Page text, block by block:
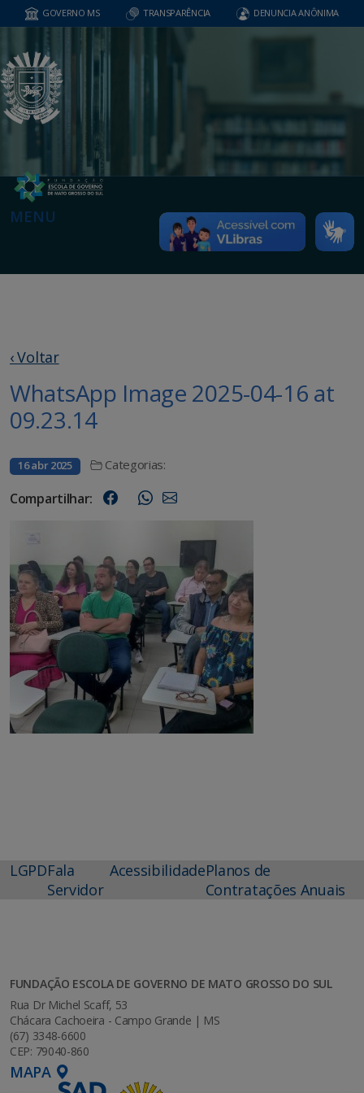
GOVERNO MS TRANSPARÊNCIA DENUNCIA ANÔNIMA
MENU
‹ Voltar
WhatsApp Image 2025-04-16 at
09.23.14
16 abr 2025 Categorias:
Compartilhar:
LGPDFala
Servidor
AcessibilidadePlanos de
Contratações Anuais
FUNDAÇÃO ESCOLA DE GOVERNO DE MATO GROSSO DO SUL
Rua Dr Michel Scaff, 53
Chácara Cachoeira - Campo Grande | MS
(67) 3348-6600
CEP: 79040-860
MAPA